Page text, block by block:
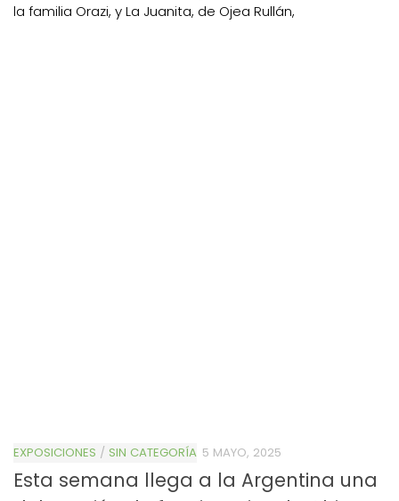
la familia Orazi, y La Juanita, de Ojea Rullán,
EXPOSICIONES / SIN CATEGORÍA 5 MAYO, 2025
Esta semana llega a la Argentina una